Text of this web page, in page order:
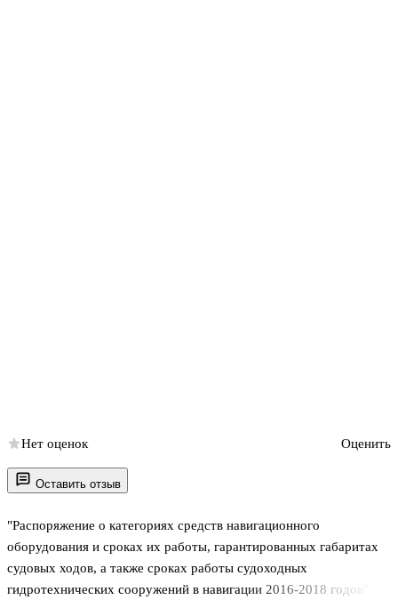
Оставить отзыв
"Распоряжение о категориях средств навигационного
оборудования и сроках их работы, гарантированных габаритах
судовых ходов, а также сроках работы судоходных
гидротехнических сооружений в навигации 2016-2018 годов".
Нет оценок Оценить